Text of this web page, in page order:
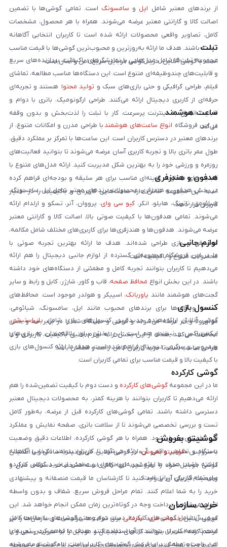
از برندهای معتبر شامل اپل و سامسونگ است. تمامی گوشی‌ها با تضمین
اصالت کالا و گارانتی معتبر عرضه می‌شوند. همراه با هر محصول، مشخصات
کامل، تصاویر واقعی محصولات ارائه شده است تا کاربران انتخابی آگاهانه
داشته باشند. هدف ما ارائه به‌روزترین و محبوب‌ترین گوشی‌ها با قیمت مناسب
است. با گوشی آنلاین، خرید گوشی موبایل سریع، امن و آسان است.
تبلت
مجموعه تبلت‌ها شامل مدل‌هایی با نمایشگرهای باکیفیت، پردازنده‌های سریع
و قابلیت‌های چندوظیفه‌ای متنوع است. این دستگاه‌ها مناسب مطالعه، تماشای
فیلم، طراحی گرافیکی و حتی بازی‌های سبک و تولید محتوا هستند و تجربه‌ای
حرفه‌ای از کاربری دیجیتال ارائه می‌کنند. طراحی ارگونومیک، باتری با دوام و
قابلیت اتصال به اینترنت پرسرعت، کار با تبلت را لذت‌بخش و بدون وقفه
می‌کند.
ساعت هوشمند
در این فروشگاه انواع ساعت‌های هوشمند با طراحی مدرن و امکانات متنوع، از
برندهای معتبر در دسترس کاربران است. این ساعت‌ها با تمرکز بر عملکرد دقیق،
طول عمر باتری بالا و تجربه کاربری آسان عرضه می‌شوند تا بتوانید فعالیت‌های
روزمره و ورزشی خود را به بهترین شکل مدیریت کنید. ارائه مدل‌های متنوع با
قابلیت‌های متفاوت، گزینه‌ای مناسب برای هر سلیقه و بودجه‌ای فراهم کرده
است. این مجموعه تلاش دارد ساعت‌هایی کاربردی و باکیفیت را در اختیار
کاربران قرار دهد.
هدفون و هندزفری
در بخش هدفون و هندزفری، محصولات برندهای معتبر شامل اپل، سامسونگ،
شیائومی، ناتینگ، هایلو، انکر، کیو سی وای، پرووان، آنر، تسکو و ارلدام ارائه
می‌شوند. تمامی هدفون‌ها با کیفیت صوتی بالا، اصالت کالا و گارانتی معتبر
عرضه می‌شوند. هدفون‌ها و هندزفری‌ها برای کاربری‌های مختلف شامل مکالمه،
موسیقی و بازی طراحی شده‌اند. هدف ما ارائه بهترین تجربه صوتی با
محصولات متنوع و باکیفیت است.
لوازم جانبی
ما در این فروشگاه مجموعه‌ای گسترده از لوازم جانبی دیجیتال را هم ارائه
می‌دهیم تا کاربران بتوانند تجربه کامل و مطمئنی از دستگاه‌های خود داشته
باشند. در این بخش انواع محافظ صفحه، قاب و کاور، شارژر، کابل و رابط و سایر
گجت‌های هوشمند مانند پاوربانک، اسپیکر و هولدر موجود است. محافظ‌های
صفحه و قاب‌ها برای برندهای محبوب مانند اپل، سامسونگ، شیائومی،
موتورولا و آنر عرضه می‌شوند و گوشی و دستگاه شما را در برابر خط و خش
محافظت می‌کنند. هدف از این بخش ارائه لوازم جانبی باکیفیت، کاربردی و با
طراحی مناسب است تا خرید کاربران کامل، راحت و مطمئن باشد.
کنسول بازی
گوشی آنلاین ارائه‌دهنده جدیدترین کنسول‌های بازی شامل پلی‌استیشن،
ایکس‌باکس و نینتندو هم است. این بخش برای علاقه‌مندان به بازی‌های
ویدیویی و سرگرمی دیجیتال فراهم شده است. هدف ما ارائه کنسول‌های بازی
با کیفیت بالا و قیمت مناسب برای تمامی کاربران است.
گوشی کارکرده
ما در این مجموعه گوشی‌های کارکرده و دست دوم با کیفیت تضمین‌شده را هم
ارائه می‌دهیم تا کاربران بتوانند با هزینه کمتر، به محصولات دیجیتال معتبر
دسترسی داشته باشند. تمامی گوشی‌های کارکرده قبل از عرضه، به‌طور کامل
تست و بررسی تخصصی می‌شوند تا از سلامت باتری، صفحه نمایش و عملکرد
فنی اطمینان حاصل شود. همراه با هر گوشی کارکرده، اطلاعات دقیق وضعیت
دستگاه و تصاویر واقعی آن ارائه می‌شود تا کاربران بتوانند انتخابی آگاهانه
داشته باشند. هدف ما ارائه تجربه‌ای حرفه‌ای و مطمئن از خرید گوشی کارکرده
برای تمام کاربران ایرانی است.
گوشیتو بفروش
با سرویس «گوشیتو بفروش» در گوشی آنلاین، می‌توانید به‌سادگی و با اطمینان
گوشی موبایل خود را بفروشید. تنها کافی است مشخصات دستگاه، مدل و
وضعیت فیزیکی آن را وارد کنید تا کارشناسان ما قیمت منصفانه و پیشنهادی
خرید را به شما اعلام کنند. تمام مراحل فروش سریع، شفاف و بدون واسطه
انجام می‌شود و پرداخت وجه در کوتاه‌ترین زمان ممکن انجام خواهد شد. این
سرویس شامل گوشی‌های کارکرده، دست دوم و حتی گوشی‌های با سلامت کامل
است تا همه کاربران بتوانند از آن استفاده کنند. هدف ما فراهم کردن تجربه‌ای
امن، راحت و مطمئن برای فروش گوشی‌های کاربران است. با «گوشیتو بفروش»،
خرید سازمان
گوشی آنلاینخدمات خرید سازمانیبرای شرکت‌ها، مؤسسات و سازمان‌ها را نیز
فراهم کرده است تا بتوانند کالاهای دیجیتال و موبایل را به صورت رسمی و با
شرایط ویژه تهیه کنند. برای ثبت درخواست خرید سازمانی لازم است فرم مربوطه